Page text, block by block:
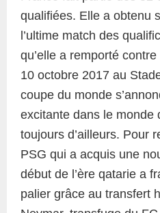
qualifiées. Elle a obtenu
l’ultime match des
qu’elle a remporté
10 octobre 2017 au
coupe du monde
excitante dans le monde
toujours d’ailleurs. Pour
PSG qui a acquis une
début de l’ère qatarie a
palier grâce au transfert